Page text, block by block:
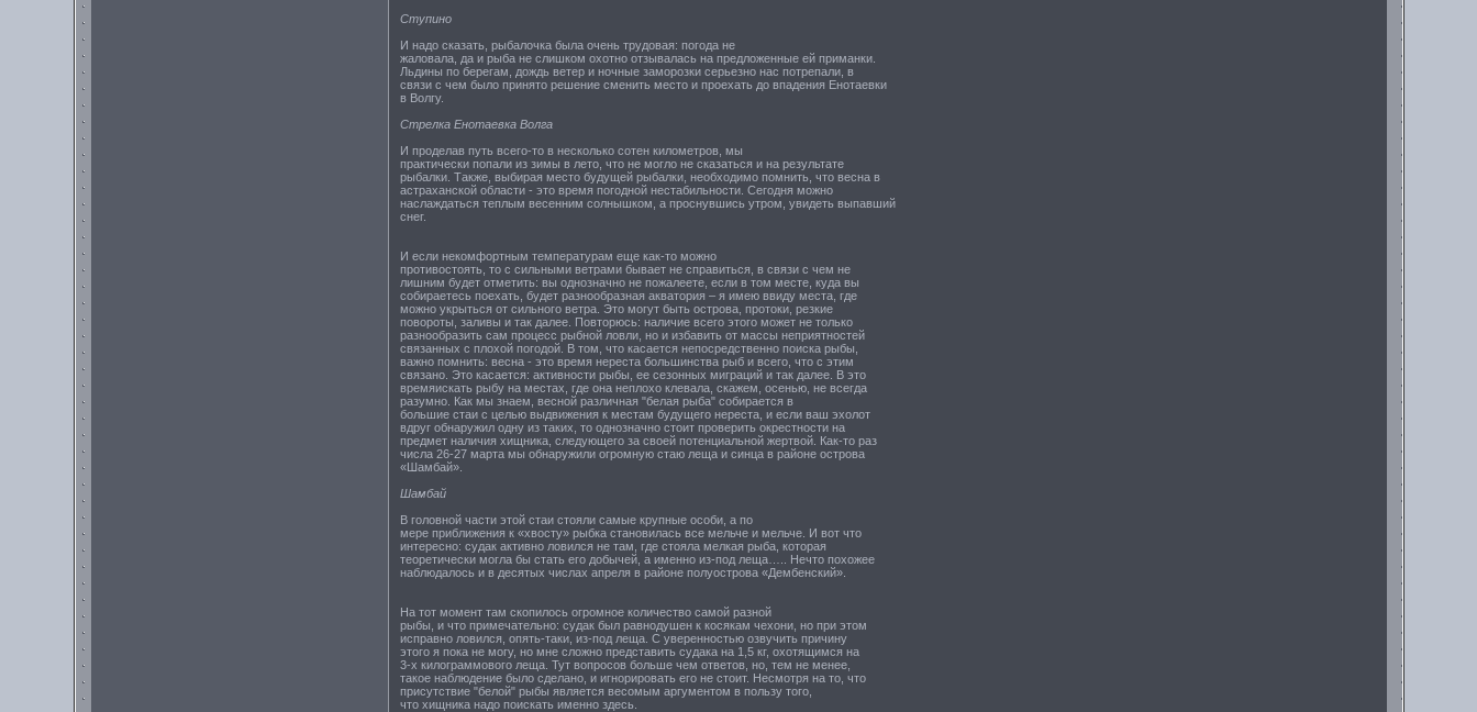
Ступино
И надо сказать, рыбалочка была очень трудовая: погода не
жаловала, да и рыба не слишком охотно отзывалась на предложенные ей приманки.
Льдины по берегам, дождь ветер и ночные заморозки серьезно нас потрепали, в
связи с чем было принято решение сменить место и проехать до впадения Енотаевки
в Волгу.
Стрелка Енотаевка Волга
И проделав путь всего-то в несколько сотен километров, мы
практически попали из зимы в лето, что не могло не сказаться и на результате
рыбалки. Также, выбирая место будущей рыбалки, необходимо помнить, что весна в
астраханской области - это время погодной нестабильности. Сегодня можно
наслаждаться теплым весенним солнышком, а проснувшись утром, увидеть выпавший
снег.
И если некомфортным температурам еще как-то можно
противостоять, то с сильными ветрами бывает не справиться, в связи с чем не
лишним будет отметить: вы однозначно не пожалеете, если в том месте, куда вы
собираетесь поехать, будет разнообразная акватория – я имею ввиду места, где
можно укрыться от сильного ветра. Это могут быть острова, протоки, резкие
повороты, заливы и так далее. Повторюсь: наличие всего этого может не только
разнообразить сам процесс рыбной ловли, но и избавить от массы неприятностей
связанных с плохой погодой. В том, что касается непосредственно поиска рыбы,
важно помнить: весна - это время нереста большинства рыб и всего, что с этим
связано. Это касается: активности рыбы, ее сезонных миграций и так далее. В это
времяискать рыбу на местах, где она неплохо клевала, скажем, осенью, не всегда
разумно. Как мы знаем, весной различная "белая рыба" собирается в
большие стаи с целью выдвижения к местам будущего нереста, и если ваш эхолот
вдруг обнаружил одну из таких, то однозначно стоит проверить окрестности на
предмет наличия хищника, следующего за своей потенциальной жертвой. Как-то раз
числа 26-27 марта мы обнаружили огромную стаю леща и синца в районе острова
«Шамбай».
Шамбай
В головной части этой стаи стояли самые крупные особи, а по
мере приближения к «хвосту» рыбка становилась все мельче и мельче. И вот что
интересно: судак активно ловился не там, где стояла мелкая рыба, которая
теоретически могла бы стать его добычей, а именно из-под леща….. Нечто похожее
наблюдалось и в десятых числах апреля в районе полуострова «Дембенский».
На тот момент там скопилось огромное количество самой разной
рыбы, и что примечательно: судак был равнодушен к косякам чехони, но при этом
исправно ловился, опять-таки, из-под леща. С уверенностью озвучить причину
этого я пока не могу, но мне сложно представить судака на 1,5 кг, охотящимся на
3-х килограммового леща. Тут вопросов больше чем ответов, но, тем не менее,
такое наблюдение было сделано, и игнорировать его не стоит. Несмотря на то, что
присутствие "белой" рыбы является весомым аргументом в пользу того,
что хищника надо поискать именно здесь.